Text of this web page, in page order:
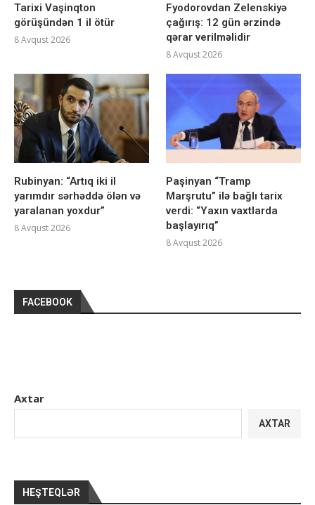
Tarixi Vaşinqton
görüşündən 1 il ötür
8 Avqust 2026
Fyodorovdan Zelenskiyə
çağırış: 12 gün ərzində
qərar verilməlidir
8 Avqust 2026
Rubinyan: “Artıq iki il
yarımdır sərhəddə ölən və
yaralanan yoxdur”
8 Avqust 2026
Paşinyan “Tramp
Marşrutu” ilə bağlı tarix
verdi: “Yaxın vaxtlarda
başlayırıq”
8 Avqust 2026
FACEBOOK
Axtar
AXTAR
HEŞTEQLƏR